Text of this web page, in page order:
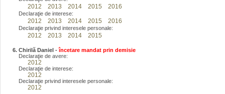
2012 2013 2014 2015 2016
Declaraţie de interese:
2012 2013 2014 2015 2016
Declaraţie privind interesele personale:
2012 2013 2014 2015
6. Chirilă Daniel -încetare mandat prin demisie
Declaraţie de avere:
2012
Declaraţie de interese:
2012
Declaraţie privind interesele personale:
2012